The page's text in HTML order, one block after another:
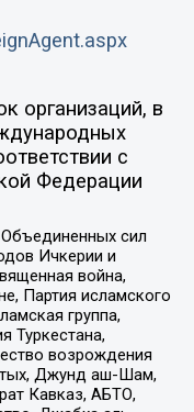
организаций, в
с
Федерации
сил
Ичкерии и
война,
Партия исламского
группа,
Туркестана,
возрождения
Джунд аш-Шам,
Кавказ, АБТО,